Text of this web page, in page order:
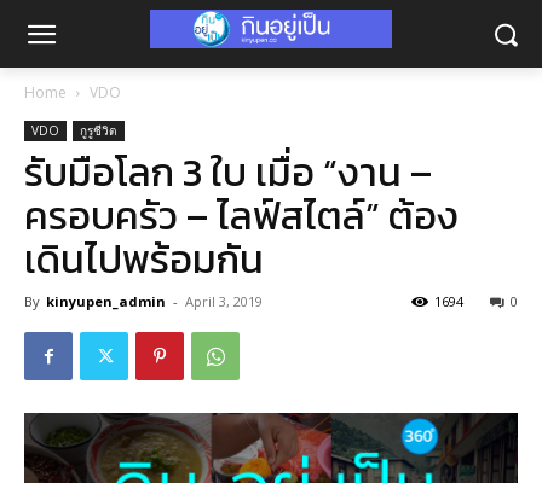
Home VDO
VDO กูรูชีวิต
รับมือโลก 3 ใบ เมื่อ “งาน –
ครอบครัว – ไลฟ์สไตล์” ต้อง
เดินไปพร้อมกัน
By kinyupen_admin - April 3, 2019 0
1694